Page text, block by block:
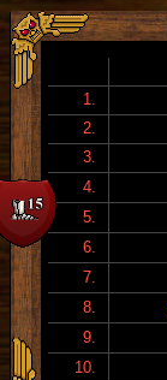
1.
2.
3.
4.
5.
6.
7.
8.
9.
10.